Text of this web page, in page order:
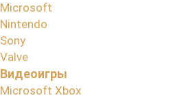
Microsoft
Nintendo
Sony
Valve
Видеоигры
Microsoft Xbox